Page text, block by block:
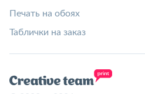
Печать на обоях
Таблички на заказ